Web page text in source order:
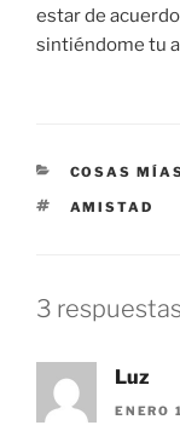
estar de
sintiéndome tu
COSAS
ETIQUETAS
AMISTAD
3
Luz
ENERO